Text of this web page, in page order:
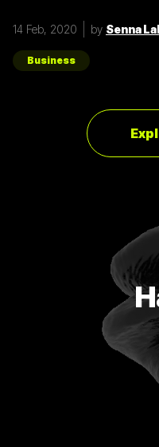
ที่คาดคิด จึงต้องเปลี่ยนทิศท
ของผู้ใช้ให้มากที่สุด ตัวอย่าง
Online Activism Platform
แคมเปญรณรงค์หรือการเป
แรกแทบจะไม่มีคนเข้ามาใช้
ทิศทางหรือ Pivot จากกลุ่ม
แบ่งออกเป็น 8 ประเภท
14 Feb, 2020 by Senna
Business